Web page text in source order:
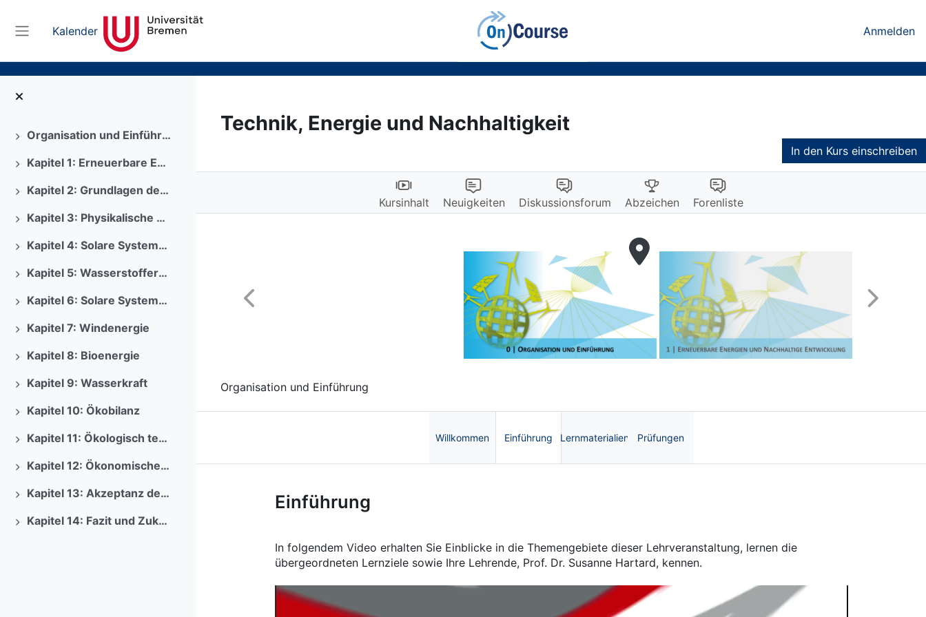
Website-Übersicht
Kalender Anmelden
Ausklappen Organisation und Einführung
Ausklappen Kapitel 1: Erneuerbare Energien und Nachhaltige Entwicklung
Ausklappen Kapitel 2: Grundlagen der Energieversorgung
Ausklappen Kapitel 3: Physikalische Grundlagen der Erneuerbaren Energiewirtschaft
Ausklappen Kapitel 4: Solare Systeme - Photovoltaik
Ausklappen Kapitel 5: Wasserstofferzeugung
Ausklappen Kapitel 6: Solare Systeme - Solarthermie
Ausklappen
Kapitel 7: Windenergie
Ausklappen
Kapitel 8: Bioenergie
Ausklappen
Kapitel 9: Wasserkraft
Ausklappen
Kapitel 10: Ökobilanz
Ausklappen Kapitel 11: Ökologisch technische Bewertung der Erneuerbaren Energiewirtschaft
Ausklappen Kapitel 12: Ökonomische Bewertung Erneuerbarer Energiesysteme
Ausklappen Kapitel 13: Akzeptanz der Erneuerbaren Energien
Ausklappen Kapitel 14: Fazit und Zukunft
Technik, Energie und Nachhaltigkeit
In den Kurs einschreiben
Kursinhalt Neuigkeiten Diskussionsforum Abzeichen Forenliste
Organisation und Einführung
Willkommen Einführung Lernmaterialien Prüfungen
Kurs: Technik, Energie und Nachhaltigkeit | OnCourse UB
Einführung
In folgendem Video erhalten Sie Einblicke in die Themengebiete dieser Lehrveranstaltung, lernen die
übergeordneten Lernziele sowie Ihre Lehrende, Prof. Dr. Susanne Hartard, kennen.